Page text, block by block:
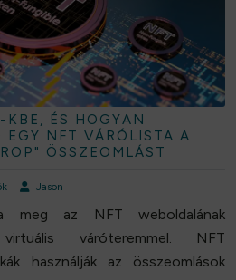
ÉS HOGYAN
EGY NFT VÁRÓLISTA A
ÖSSZEOMLÁST
Jason
meg az NFT weboldalának
váróteremmel. NFT
használják az összeomlások